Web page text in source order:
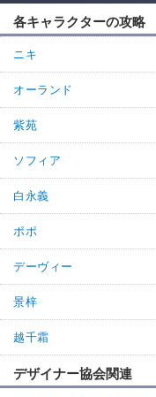
各キャラクターの攻略
ニキ
オーランド
紫苑
ソフィア
白永義
ポポ
デーヴィー
景梓
越千霜
デザイナー協会関連